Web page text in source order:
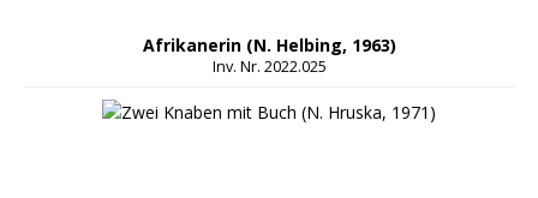
Afrikanerin (N. Helbing, 1963)
Inv. Nr. 2022.025